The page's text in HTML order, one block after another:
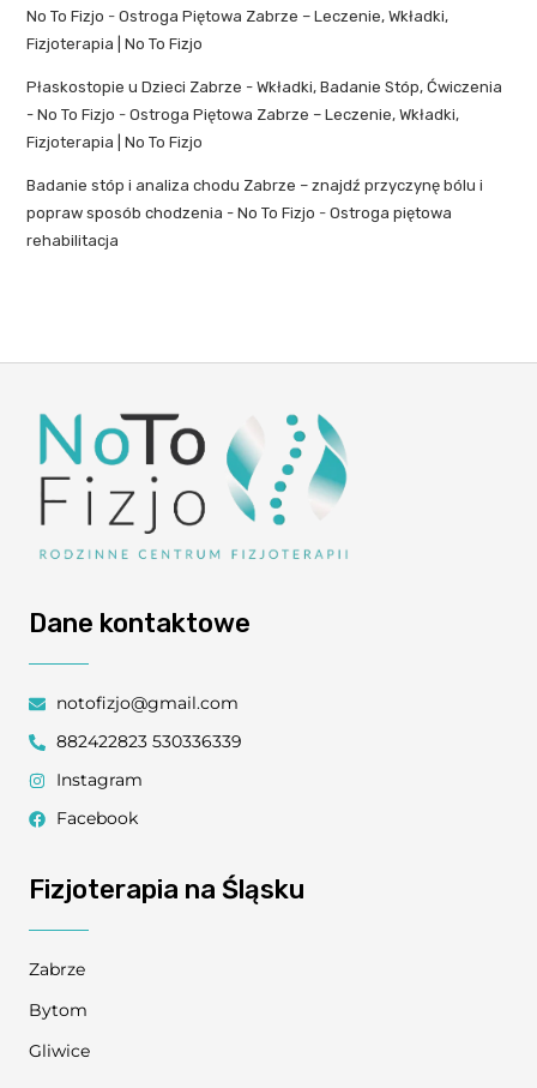
No To Fizjo -Ostroga Piętowa Zabrze – Leczenie, Wkładki,
Fizjoterapia | No To Fizjo
Płaskostopie u Dzieci Zabrze - Wkładki, Badanie Stóp, Ćwiczenia
- No To Fizjo -Ostroga Piętowa Zabrze – Leczenie, Wkładki,
Fizjoterapia | No To Fizjo
Badanie stóp i analiza chodu Zabrze – znajdź przyczynę bólu i
popraw sposób chodzenia - No To Fizjo -Ostroga piętowa
rehabilitacja
Dane kontaktowe
notofizjo@gmail.com
882422823 530336339
Instagram
Facebook
Fizjoterapia na Śląsku
Zabrze
Bytom
Gliwice